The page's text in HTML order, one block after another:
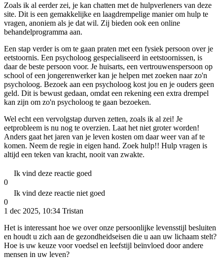
Zoals ik al eerder zei, je kan chatten met de hulpverleners van deze
site. Dit is een gemakkelijke en laagdrempelige manier om hulp te
vragen, anoniem als je dat wil. Zij bieden ook een online
behandelprogramma aan.
Een stap verder is om te gaan praten met een fysiek persoon over je
eetstoornis. Een psycholoog gespecialiseerd in eetstoornissen, is
daar de beste persoon voor. Je huisarts, een vertrouwenspersoon op
school of een jongerenwerker kan je helpen met zoeken naar zo'n
psycholoog. Bezoek aan een psycholoog kost jou en je ouders geen
geld. Dit is bewust gedaan, omdat een rekening een extra drempel
kan zijn om zo'n psycholoog te gaan bezoeken.
Wel echt een vervolgstap durven zetten, zoals ik al zei! Je
eetprobleem is nu nog te overzien. Laat het niet groter worden!
Anders gaat het jaren van je leven kosten om daar weer van af te
komen. Neem de regie in eigen hand. Zoek hulp!! Hulp vragen is
altijd een teken van kracht, nooit van zwakte.
Ik vind deze reactie goed
0
Ik vind deze reactie niet goed
0
1 dec 2025, 10:34 Tristan
Het is interessant hoe we over onze persoonlijke levensstijl besluiten
en houdt u zich aan de gezondheidseisen die u aan uw lichaam stelt?
Hoe is uw keuze voor voedsel en leefstijl beïnvloed door andere
mensen in uw leven?